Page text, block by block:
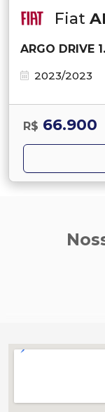
Fiat
ARGO DRIVE
2023/2023
R$ 66.900